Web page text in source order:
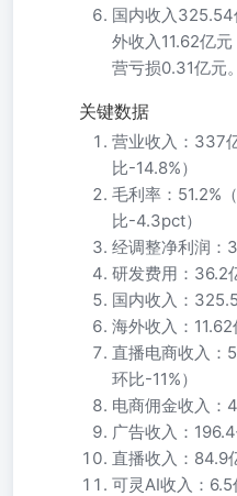
国内收入
外收入11.62亿
营亏损0.31亿元。
关键数据
营业收入：337
比-14.8%）
毛利率：51.2%
比-4.3pct）
经调整净利润：
研发费用：36.2
国内收入：
海外收入：11.62
直播电商收入：
环比-11%）
电商佣金收入：
广告收入：
直播收入：84.9
可灵AI收入：6.5